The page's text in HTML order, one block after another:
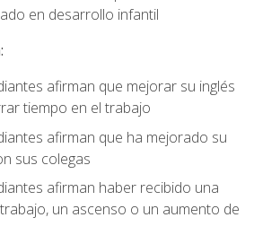
en desarrollo infantil
afirman que mejorar su inglés
tiempo en el trabajo
afirman que ha mejorado su
sus colegas
afirman haber recibido una
un ascenso o un aumento de